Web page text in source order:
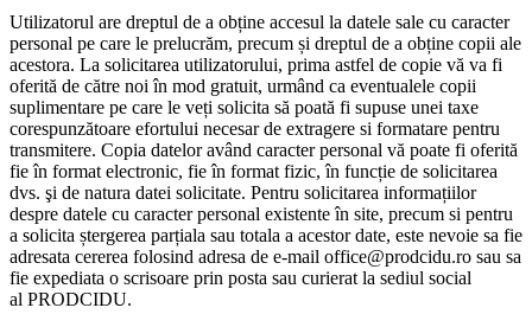
Utilizatorul are dreptul de a obține accesul la datele sale cu caracter
personal pe care le prelucrăm, precum și dreptul de a obține copii ale
acestora. La solicitarea utilizatorului, prima astfel de copie vă va fi
oferită de către noi în mod gratuit, urmând ca eventualele copii
suplimentare pe care le veți solicita să poată fi supuse unei taxe
corespunzătoare efortului necesar de extragere si formatare pentru
transmitere. Copia datelor având caracter personal vă poate fi oferită
fie în format electronic, fie în format fizic, în funcție de solicitarea
dvs. şi de natura datei solicitate. Pentru solicitarea informațiilor
despre datele cu caracter personal existente în site, precum si pentru
a solicita ștergerea parțiala sau totala a acestor date, este nevoie sa fie
adresata cererea folosind adresa de e-mail office@prodcidu.ro sau sa
fie expediata o scrisoare prin posta sau curierat la sediul social
al PRODCIDU.